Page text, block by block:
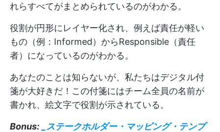
れらすべてがまとめられているのがわかる。
役割が円形にレイヤー化され、例えば責任が軽い
もの（例：Informed）からResponsible（責任
者）になっているのがわかる。
あなたのことは知らないが、私たちはデジタル付
箋が大好きだ！この付箋にはチーム全員の名前が
書かれ、絵文字で役割が示されている。
Bonus:
_ステークホルダー・マッピング・テンプ